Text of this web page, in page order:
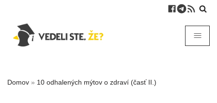
Domov » 10 odhalených mýtov o zdraví (časť II.)